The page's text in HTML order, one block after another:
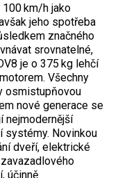
km/h jako
jeho spotřeba
znač­ného
srovnatelné,
je o 375 kg lehčí
Všechny
osmistupňovou
nové generace se
nejmodernější
systémy. Novinkou
dveří, elektrické
účinně